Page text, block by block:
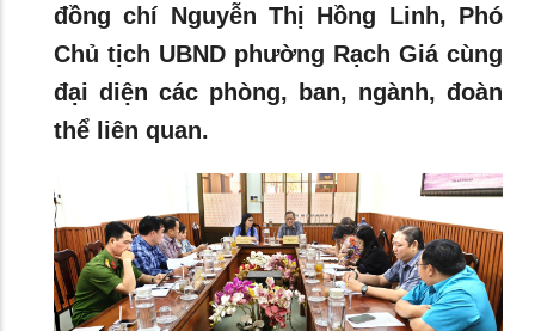
đồng chí Nguyễn Thị Hồng Linh, Phó
Chủ tịch UBND phường Rạch Giá cùng
đại diện các phòng, ban, ngành, đoàn
thể liên quan.